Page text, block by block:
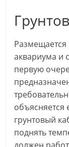
Размещается
аквариума и
первую
грунтовый
поднять